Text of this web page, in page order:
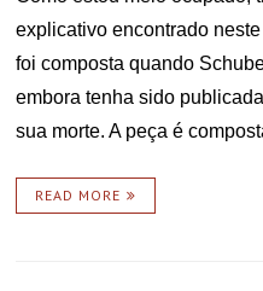
explicativo encontrado
foi composta quando
embora tenha sido
sua morte. A peça é
READ MORE